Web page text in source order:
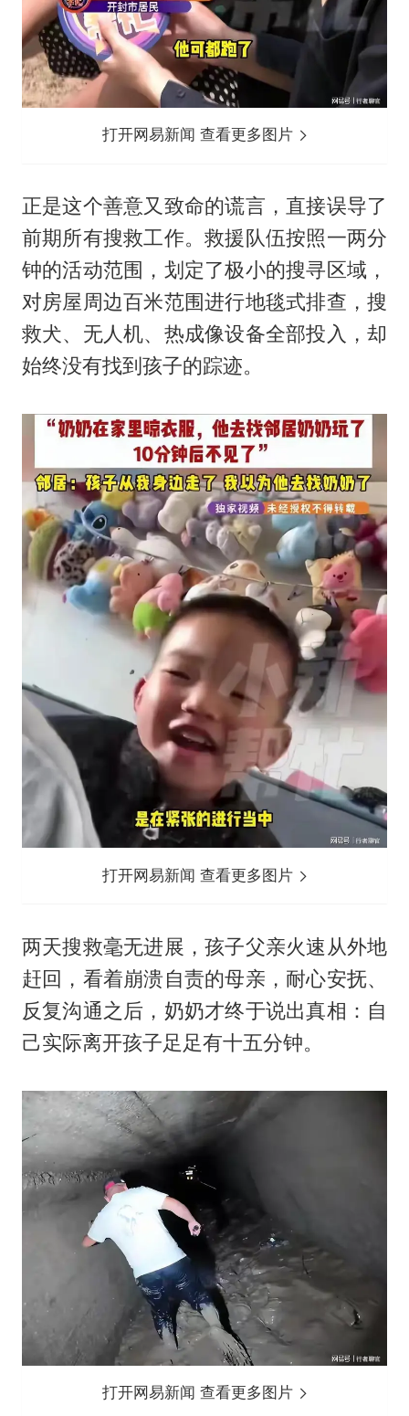
打开网易新闻 查看更多图片
正是这个善意又致命的谎言，直接误导了
前期所有搜救工作。救援队伍按照一两分
钟的活动范围，划定了极小的搜寻区域，
对房屋周边百米范围进行地毯式排查，搜
救犬、无人机、热成像设备全部投入，却
始终没有找到孩子的踪迹。
打开网易新闻 查看更多图片
两天搜救毫无进展，孩子父亲火速从外地
赶回，看着崩溃自责的母亲，耐心安抚、
反复沟通之后，奶奶才终于说出真相：自
己实际离开孩子足足有十五分钟。
打开网易新闻 查看更多图片